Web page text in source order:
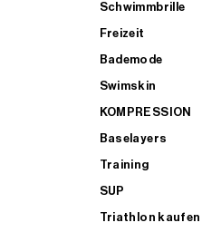
Schwimmbrille
Freizeit
Bademode
Swimskin
KOMPRESSION
Baselayers
Training
SUP
Triathlon kaufen